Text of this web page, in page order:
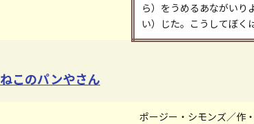
ら）をうめるあながいり
い）じた。こうしてぼく
ねこのパンやさん
ポージー・シモンズ／作